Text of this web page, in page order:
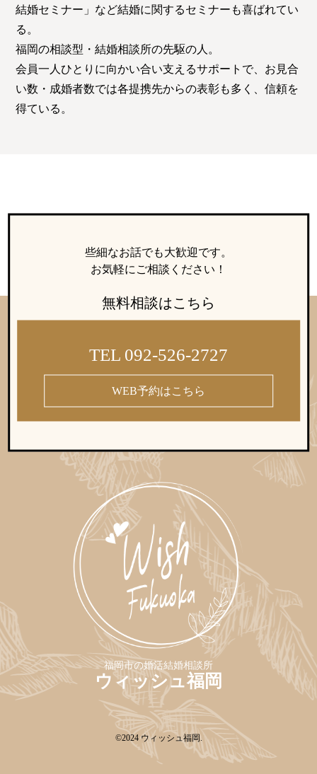
結婚セミナー」など結婚に関するセミナーも喜ばれてい
る。
福岡の相談型・結婚相談所の先駆の人。
会員一人ひとりに向かい合い支えるサポートで、お見合
い数・成婚者数では各提携先からの表彰も多く、信頼を
得ている。
些細なお話でも大歓迎です。
お気軽にご相談ください！
無料相談はこちら
TEL 092-526-2727
WEB予約はこちら
福岡市の婚活結婚相談所
ウィッシュ福岡
©2024ウィッシュ福岡.